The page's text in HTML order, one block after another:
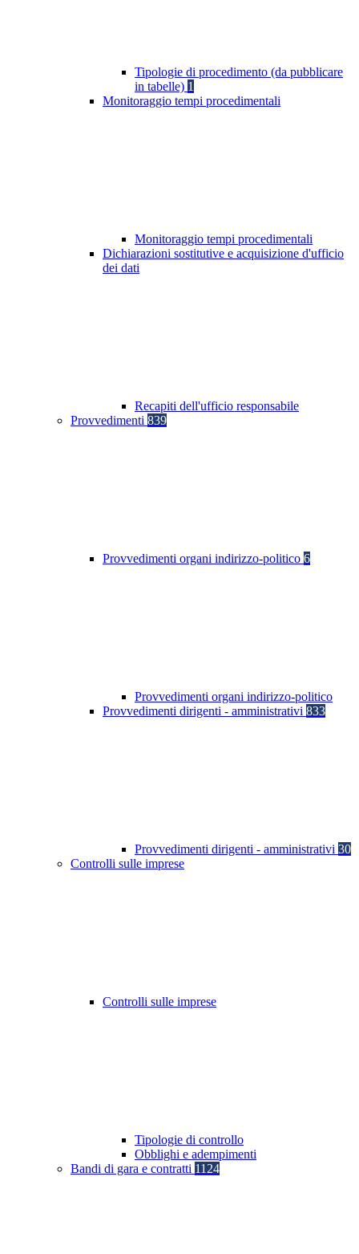
Tipologie di procedimento (da pubblicare
in tabelle) 1
Monitoraggio tempi procedimentali
Monitoraggio tempi procedimentali
Dichiarazioni sostitutive e acquisizione d'ufficio
dei dati
Recapiti dell'ufficio responsabile
Provvedimenti 839
Provvedimenti organi indirizzo-politico 6
Provvedimenti organi indirizzo-politico
Provvedimenti dirigenti - amministrativi 833
Provvedimenti dirigenti - amministrativi 30
Controlli sulle imprese
Controlli sulle imprese
Tipologie di controllo
Obblighi e adempimenti
Bandi di gara e contratti 1124